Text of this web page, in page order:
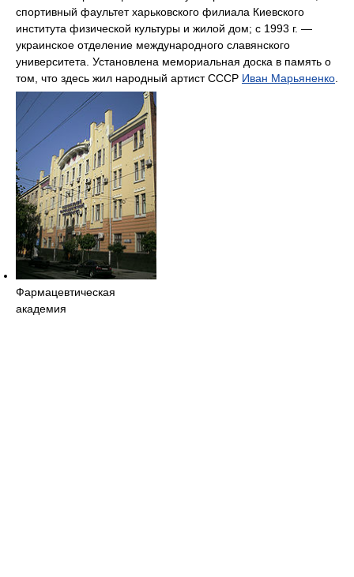
спортивный фаультет харьковского филиала Киевского
института физической культуры и жилой дом; с 1993 г. —
украинское отделение международного славянского
университета. Установлена мемориальная доска в память о
том, что здесь жил народный артист СССР Иван Марьяненко
Фармацевтическая
академия